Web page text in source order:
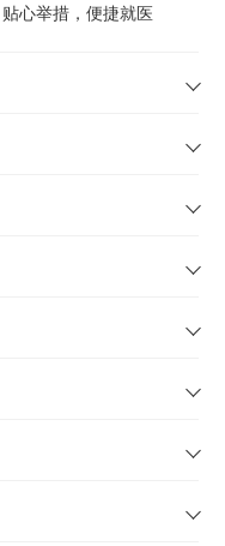
贴心举措，便捷就医